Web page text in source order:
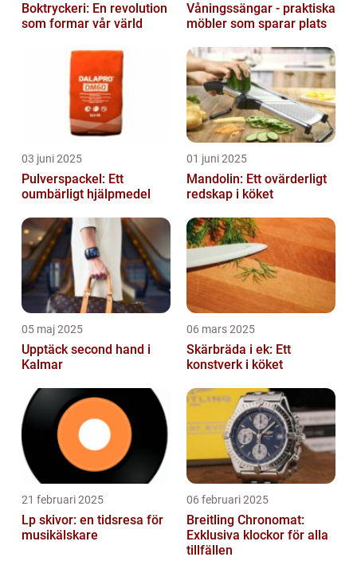
Boktryckeri: En revolution
som formar vår värld
Våningssängar - praktiska
möbler som sparar plats
03 juni 2025
Pulverspackel: Ett
oumbärligt hjälpmedel
01 juni 2025
Mandolin: Ett ovärderligt
redskap i köket
05 maj 2025
Upptäck second hand i
Kalmar
06 mars 2025
Skärbräda i ek: Ett
konstverk i köket
21 februari 2025
Lp skivor: en tidsresa för
musikälskare
06 februari 2025
Breitling Chronomat:
Exklusiva klockor för alla
tillfällen